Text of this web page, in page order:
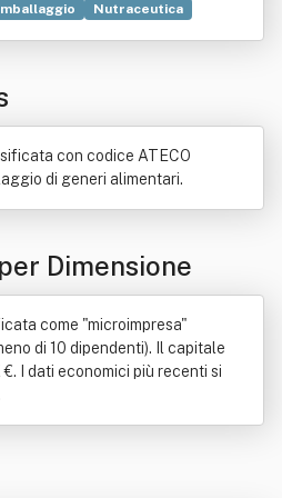
Nutraceutica
con codice ATECO
di generi alimentari.
Dimensione
come "microimpresa"
di 10 dipendenti). Il capitale
I dati economici più recenti si